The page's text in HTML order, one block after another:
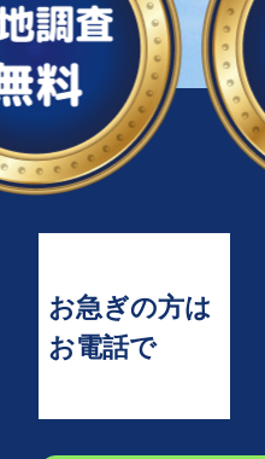
お急ぎの方は
お電話で